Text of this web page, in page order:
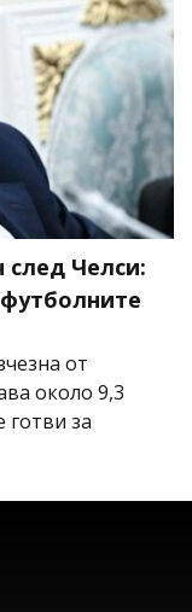
Челси:
от
около 9,3
готви за